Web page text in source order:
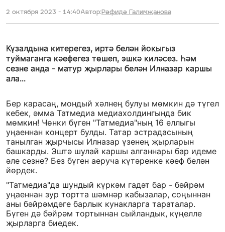
2 октября 2023 - 14:40Автор:Рәфидә Галимҗанова
Күзалдына китерегез, иртә белән йокыгыз
туймаганга кәефегез төшеп, эшкә киләсез. Һәм
сезне анда - матур җырлары белән Илназар каршы
ала...
Бер карасаң, мондый хәлнең булуы мөмкин дә түгел
кебек, әмма Татмедиа медиахолдингында бик
мөмкин! Чөнки бүген "Татмедиа"ның 16 еллыгы
уңаеннан концерт булды. Татар эстрадасының
танылган җырчысы Илназар үзенең җырларын
башкарды. Эштә шулай каршы алганнары бар идеме
әле сезне? Без бүген аеруча күтәренке кәеф белән
йөрдек.
"Татмедиа"да шундый күркәм гадәт бар - бәйрәм
уңаеннан зур тортта шәмнәр кабызалар, соңыннан
аны бәйрәмдәге барлык кунакларга тараталар.
Бүген дә бәйрәм тортыннан сыйландык, күңелле
җырларга биедек.